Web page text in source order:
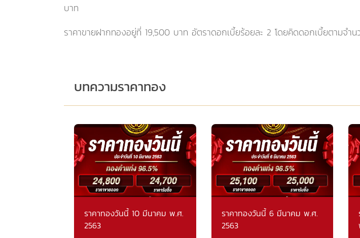
บาท
ราคาขายฝากทองอยู่ที่ 19,500 บาท อัตราดอกเบี้ยร้อยละ 2 โดยคิดดอกเบี้ยตามจำ
บทความราคาทอง
ราคาทองวันนี้ 10 มีนาคม พ.ศ.
2563
ราคาทองวันนี้ 6 มีนาคม พ.ศ.
2563